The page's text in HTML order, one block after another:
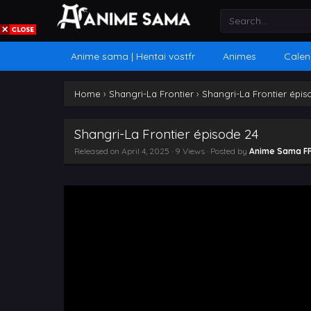
Anime sama | Hentai vostfr Animes
Home › Shangri-La Frontier › Shangri-La Frontier
Shangri-La Frontier épisode 24
Released on April 4, 2025 · 9 Views · Posted by Anime Sama